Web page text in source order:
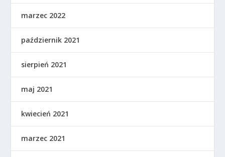
marzec 2022
październik 2021
sierpień 2021
maj 2021
kwiecień 2021
marzec 2021